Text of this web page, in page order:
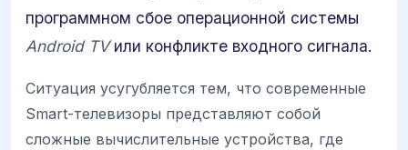
программном сбое операционной системы
Android TVили конфликте входного сигнала.
Ситуация усугубляется тем, что современные
Smart-телевизоры представляют собой
сложные вычислительные устройства, где